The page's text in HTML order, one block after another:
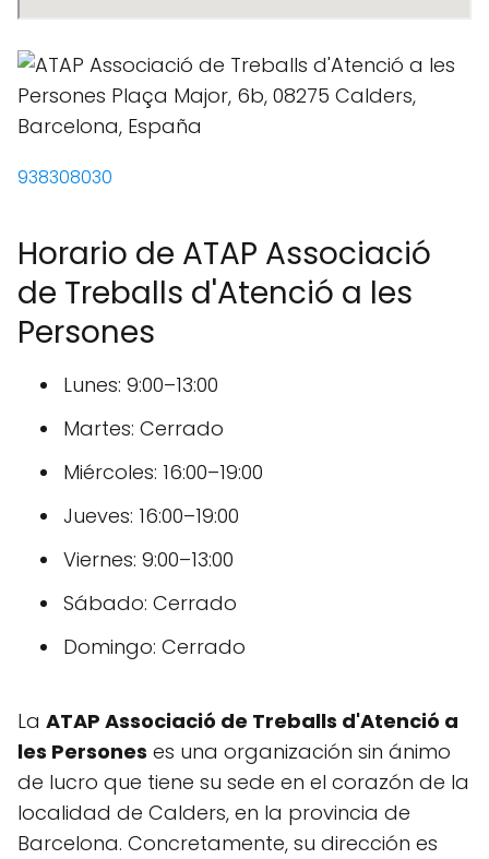
938308030
Horario de ATAP Associació
de Treballs d'Atenció a les
Persones
Lunes: 9:00–13:00
Martes: Cerrado
Miércoles: 16:00–19:00
Jueves: 16:00–19:00
Viernes: 9:00–13:00
Sábado: Cerrado
Domingo: Cerrado
La ATAP Associació de Treballs d'Atenció a
les Persones es una organización sin ánimo
de lucro que tiene su sede en el corazón de la
localidad de Calders, en la provincia de
Barcelona. Concretamente, su dirección es